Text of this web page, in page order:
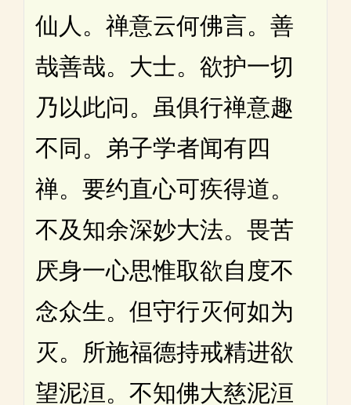
仙人。禅意云何佛言。善
哉善哉。大士。欲护一切
乃以此问。虽俱行禅意趣
不同。弟子学者闻有四
禅。要约直心可疾得道。
不及知余深妙大法。畏苦
厌身一心思惟取欲自度不
念众生。但守行灭何如为
灭。所施福德持戒精进欲
望泥洹。不知佛大慈泥洹